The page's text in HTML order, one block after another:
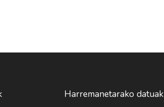
Harremanetarako datuak